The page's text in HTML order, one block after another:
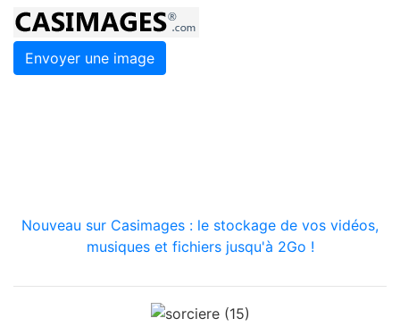
Envoyer une image
Nouveau sur Casimages : le stockage de vos vidéos,
musiques et fichiers jusqu'à 2Go !